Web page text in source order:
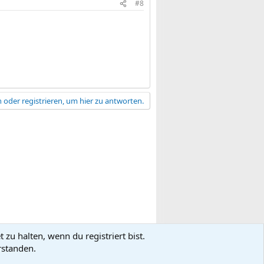
#8
oder registrieren, um hier zu antworten.
Datenschutz
zu halten, wenn du registriert bist.